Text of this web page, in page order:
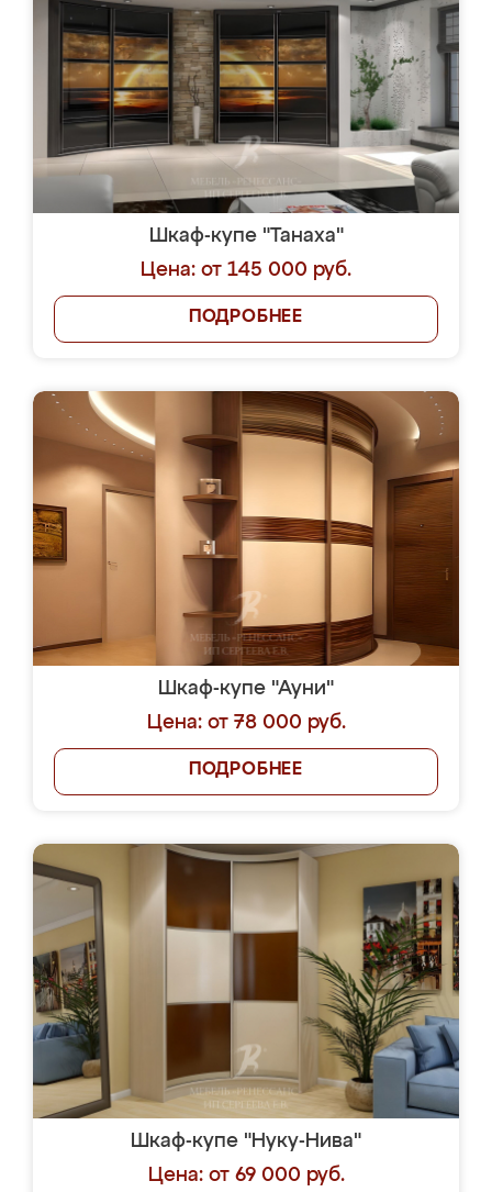
Шкаф-купе "Танаха"
Цена: от 145 000 руб.
ПОДРОБНЕЕ
Шкаф-купе "Ауни"
Цена: от 78 000 руб.
ПОДРОБНЕЕ
Шкаф-купе "Нуку-Нива"
Цена: от 69 000 руб.